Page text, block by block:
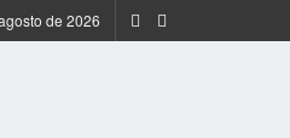
de 2026